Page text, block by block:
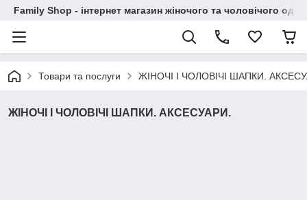
Family Shop - інтернет магазин жіночого та чоловічого
Товари та послуги ЖІНОЧІ І ЧОЛОВІЧІ ШАПКИ.
ЖІНОЧІ І ЧОЛОВІЧІ ШАПКИ. АКСЕСУАРИ.